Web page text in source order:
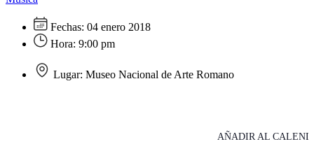
Fechas: 04 enero 2018
Hora: 9:00 pm
Lugar: Museo Nacional de Arte Romano
AÑADIR AL